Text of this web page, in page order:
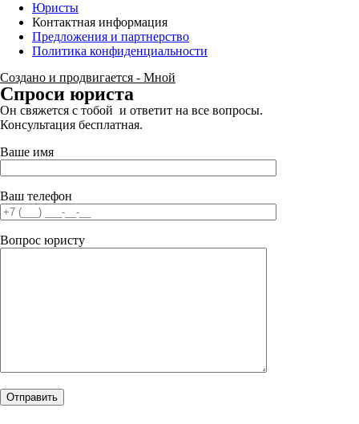
Юристы
Контактная информация
Предложения и партнерство
Политика конфиденциальности
Создано и продвигается - Мной
Спроси юриста
Он свяжется с тобой и ответит на все вопросы.
Консультация бесплатная.
Ваше имя
Ваш телефон
Вопрос юристу